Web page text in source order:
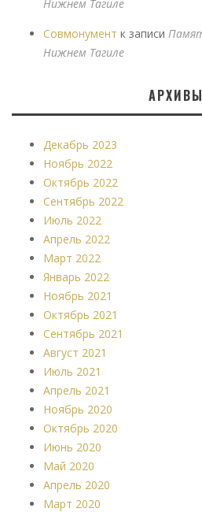
Нижнем Тагиле
Совмонумент к записи
Нижнем Тагиле
АРХИВЫ
Декабрь 2023
Ноябрь 2022
Октябрь 2022
Сентябрь 2022
Июль 2022
Апрель 2022
Март 2022
Январь 2022
Ноябрь 2021
Октябрь 2021
Сентябрь 2021
Август 2021
Июль 2021
Апрель 2021
Ноябрь 2020
Октябрь 2020
Июнь 2020
Май 2020
Апрель 2020
Март 2020